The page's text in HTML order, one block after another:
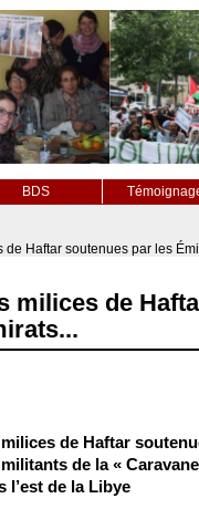
BDS
de Haftar soutenues par les
milices de
de Haftar
de la «
l’est de la Libye